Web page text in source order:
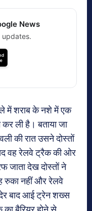
News
updates.
में शराब के नशे में एक
ली है। बताया जा
की रात उसने दोस्तों
वह रेलवे ट्रैक की ओर
जाता देख दोस्तों ने
रुका नहीं और रेलवे
बाद आई ट्रेन शख्स